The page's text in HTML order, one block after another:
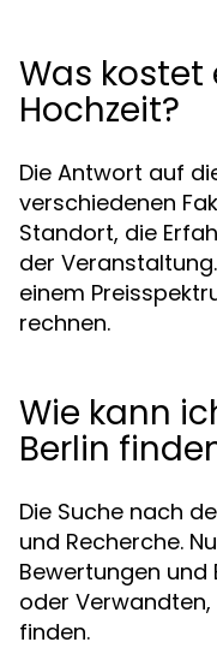
Was kostet
Hochzeit?
Die Antwort auf
verschiedenen
Standort, die
der
einem
rechnen.
Wie kann
Berlin
Die Suche nach
und Recherche.
Bewertungen und
oder
finden.